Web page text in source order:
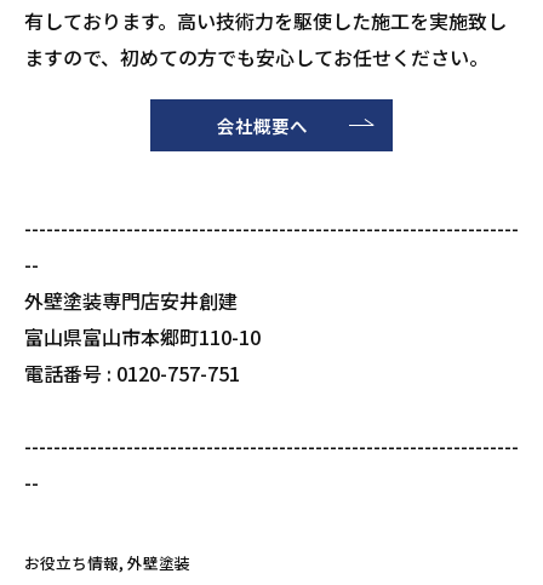
有しております。高い技術力を駆使した施工を実施致し
ますので、初めての方でも安心してお任せください。
会社概要へ
--------------------------------------------------------------------
--
外壁塗装専門店安井創建
富山県富山市本郷町110-10
電話番号 : 0120-757-751
--------------------------------------------------------------------
--
お役立ち情報 外壁塗装